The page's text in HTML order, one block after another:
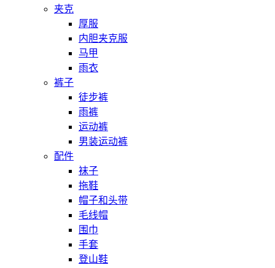
夹克
厚服
内胆夹克服
马甲
雨衣
裤子
徒步裤
雨裤
运动裤
男装运动裤
配件
袜子
拖鞋
帽子和头带
毛线帽
围巾
手套
登山鞋